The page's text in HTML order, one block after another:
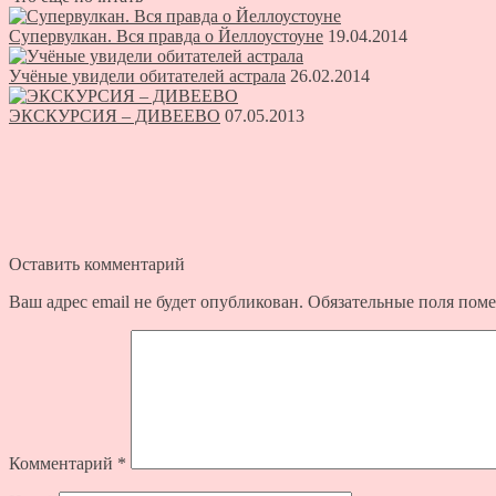
Супервулкан. Вся правда о Йеллоустоуне 19.04.2014
Учёные увидели обитателей астрала 26.02.2014
ЭКСКУРСИЯ – ДИВЕЕВО 07.05.2013
Оставить комментарий
Ваш адрес email не будет опубликован. Обязательные поля
Комментарий *